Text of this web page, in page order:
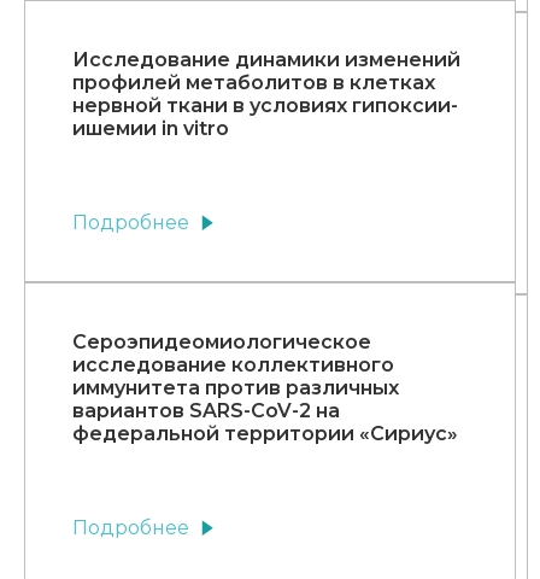
Исследование динамики изменений
профилей метаболитов в клетках
нервной ткани в условиях гипоксии-
ишемии in vitro
Подробнее
Сероэпидеомиологическое
исследование коллективного
иммунитета против различных
вариантов SARS-CoV-2 на
федеральной территории «Сириус»
Подробнее